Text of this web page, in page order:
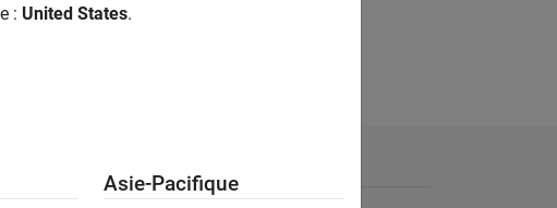
: United States.
Asie-Pacifique